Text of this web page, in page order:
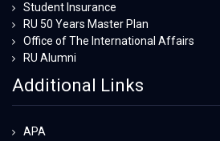
Student Insurance
RU 50 Years Master Plan
Office of The International Affairs
RU Alumni
Additional Links
APA